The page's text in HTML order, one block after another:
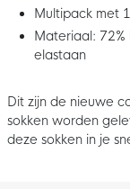
Multipack met
Materiaal: 72%
elastaan
Dit zijn de nieuwe
sokken worden
deze sokken in je